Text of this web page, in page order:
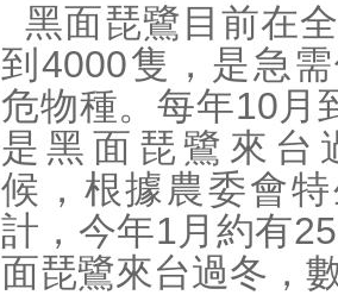
黑面琵鷺目前在
到4000隻，是急
危物種。每年10月
是黑面琵鷺來台
候，根據農委會
計，今年1月約有
面琵鷺來台過冬，